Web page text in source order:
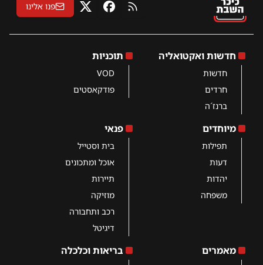
RSS פייסבוקX פנו אלינו
חדשות ואקטואליה
חדשות
חרדים
ברנז´ה
תוכניות
VOD
פודקאסטים
מיוחדים
תפילות
דעות
יהדות
משפחה
פנאי
בית וסטייל
אוכל ומתכונים
תיירות
מוזיקה
רכב ותחבורה
דיגיטל
מאמרים בריאות וכלכלה